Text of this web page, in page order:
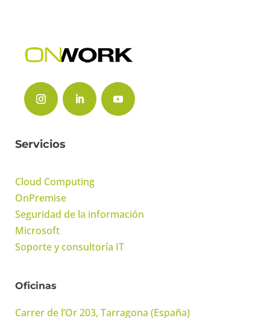
Servicios
Cloud Computing
OnPremise
Seguridad de la información
Microsoft
Soporte y consultoría IT
Oficinas
Carrer de l’Or 203, Tarragona (España)